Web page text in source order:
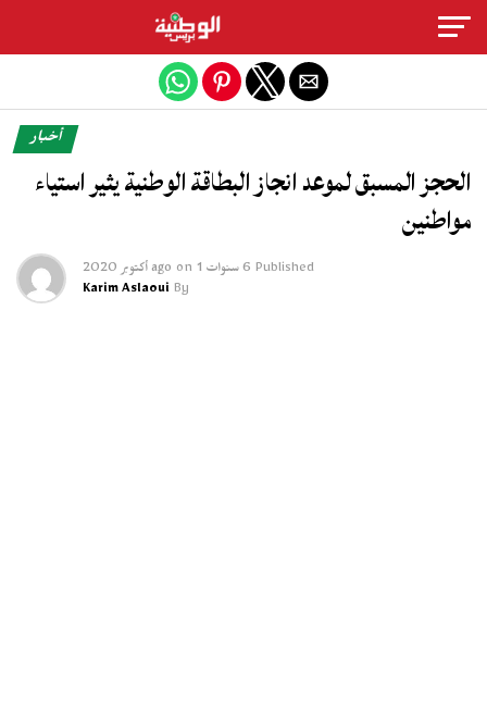
أخبار
الحجز المسبق لموعد انجاز البطاقة الوطنية يثير استياء
مواطنين
Published 6 سنوات ago on 1 أكتوبر 2020
By
Karim Aslaoui
Exit mobile version